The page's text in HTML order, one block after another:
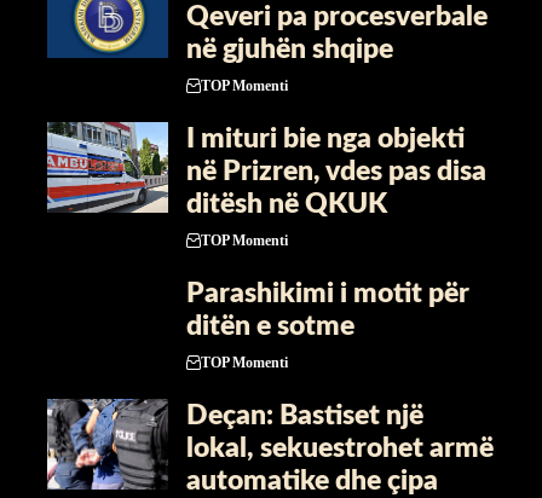
Qeveri pa procesverbale
në gjuhën shqipe
TOP Momenti
I mituri bie nga objekti
në Prizren, vdes pas disa
ditësh në QKUK
TOP Momenti
Parashikimi i motit për
ditën e sotme
TOP Momenti
Deçan: Bastiset një
lokal, sekuestrohet armë
automatike dhe çipa